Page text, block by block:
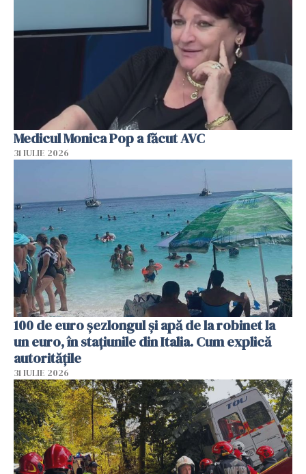
Medicul Monica Pop a făcut AVC
31 IULIE 2026
100 de euro șezlongul și apă de la robinet la
un euro, în stațiunile din Italia. Cum explică
autoritățile
31 IULIE 2026